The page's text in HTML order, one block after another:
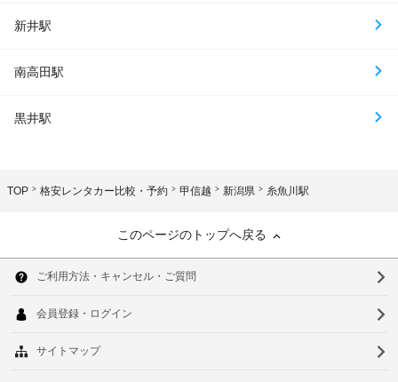
新井駅
南高田駅
黒井駅
TOP 格安レンタカー比較・予約 甲信越 新潟県 糸魚川駅
このページのトップへ戻る